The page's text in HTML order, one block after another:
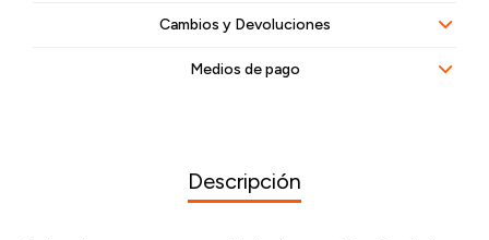
Cambios y Devoluciones
Medios de pago
Descripción